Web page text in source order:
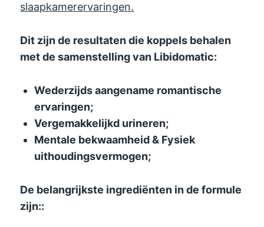
slaapkamerervaringen.
Dit zijn de resultaten die koppels behalen
met de samenstelling van Libidomatic:
Wederzijds aangename romantische
ervaringen;
Vergemakkelijkd urineren;
Mentale bekwaamheid & Fysiek
uithoudingsvermogen;
De belangrijkste ingrediënten in de formule
zijn::